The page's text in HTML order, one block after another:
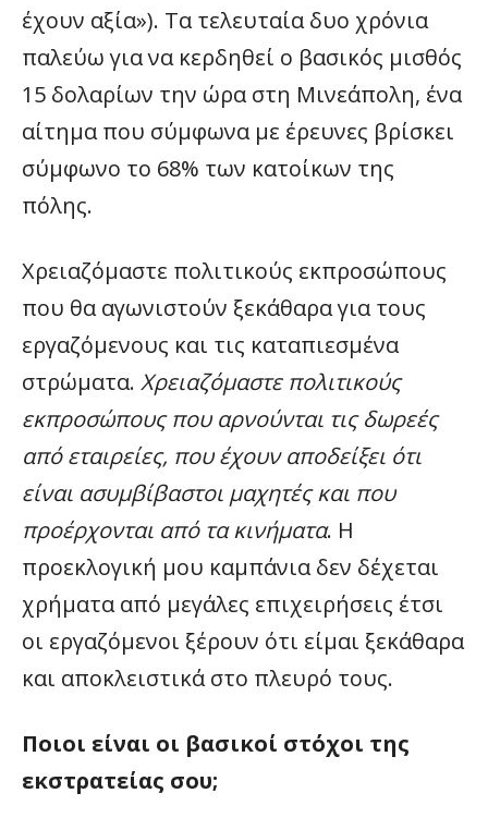
έχουν αξία»). Τα τελευταία δυο χρόνια
παλεύω για να κερδηθεί ο βασικός μισθός
15 δολαρίων την ώρα στη Μινεάπολη, ένα
αίτημα που σύμφωνα με έρευνες βρίσκει
σύμφωνο το 68% των κατοίκων της
πόλης.
Χρειαζόμαστε πολιτικούς εκπροσώπους
που θα αγωνιστούν ξεκάθαρα για τους
εργαζόμενους και τις καταπιεσμένα
στρώματα. Χρειαζόμαστε πολιτικούς
εκπροσώπους που αρνούνται τις δωρεές
από εταιρείες, που έχουν αποδείξει ότι
είναι ασυμβίβαστοι μαχητές και που
προέρχονται από τα κινήματα. Η
προεκλογική μου καμπάνια δεν δέχεται
χρήματα από μεγάλες επιχειρήσεις έτσι
οι εργαζόμενοι ξέρουν ότι είμαι ξεκάθαρα
και αποκλειστικά στο πλευρό τους.
Ποιοι είναι οι βασικοί στόχοι της
εκστρατείας σου;